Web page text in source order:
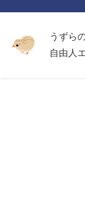
うずら
自由人